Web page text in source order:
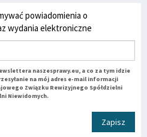
powiadomienia o
wydania elektroniczne
naszesprawy.eu, a co za tym idzie
na mój adres e-mail informacji
Związku Rewizyjnego Spółdzielni
Niewidomych.
Zapisz